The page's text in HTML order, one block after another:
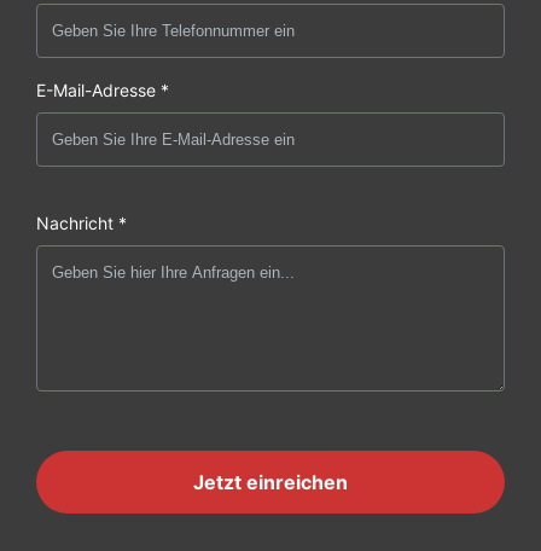
E-Mail-Adresse *
Nachricht *
Jetzt einreichen